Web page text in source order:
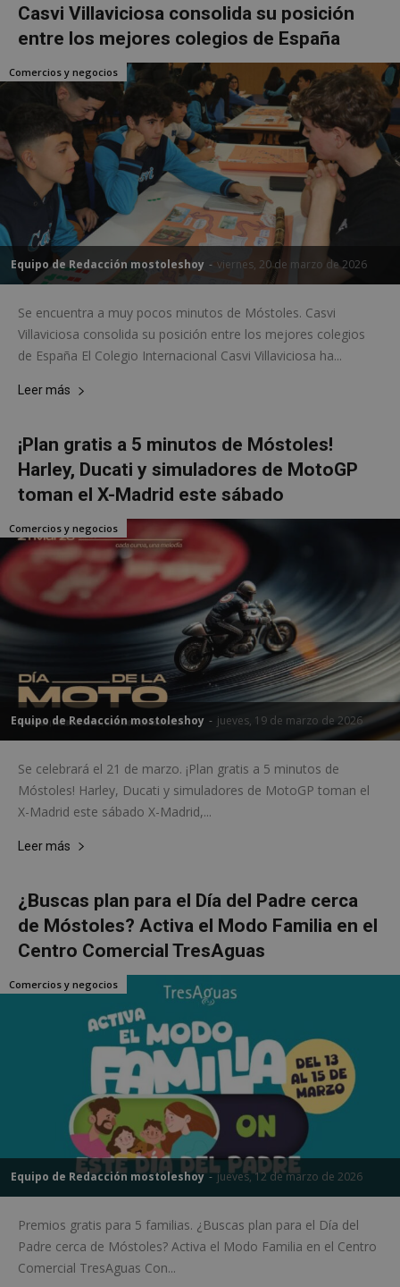
Casvi Villaviciosa consolida su posición
entre los mejores colegios de España
Equipo de Redacción mostoleshoy - viernes, 20 de marzo de 2026
Comercios y negocios
Se encuentra a muy pocos minutos de Móstoles. Casvi
Villaviciosa consolida su posición entre los mejores colegios
de España El Colegio Internacional Casvi Villaviciosa ha...
Leer más
¡Plan gratis a 5 minutos de Móstoles!
Harley, Ducati y simuladores de MotoGP
toman el X-Madrid este sábado
Equipo de Redacción mostoleshoy - jueves, 19 de marzo de 2026
Comercios y negocios
Se celebrará el 21 de marzo. ¡Plan gratis a 5 minutos de
Móstoles! Harley, Ducati y simuladores de MotoGP toman el
X-Madrid este sábado X-Madrid,...
Leer más
¿Buscas plan para el Día del Padre cerca
de Móstoles? Activa el Modo Familia en el
Centro Comercial TresAguas
Equipo de Redacción mostoleshoy - jueves, 12 de marzo de 2026
Comercios y negocios
Premios gratis para 5 familias. ¿Buscas plan para el Día del
Padre cerca de Móstoles? Activa el Modo Familia en el Centro
Comercial TresAguas Con...